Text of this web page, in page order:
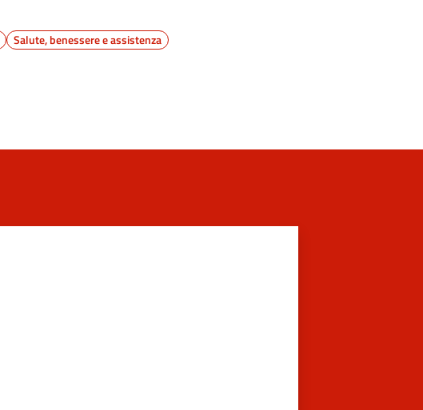
Salute, benessere e assistenza